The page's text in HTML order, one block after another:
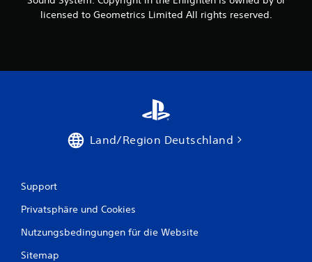
licensed to Geometrics Limited All rights reserved.
Land/Region Deutschland
Support
Privatsphäre und Cookies
Nutzungsbedingungen für die Website
Sitemap